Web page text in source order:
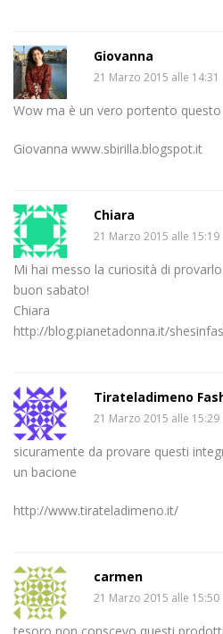
Giovanna
21 Marzo 2015 alle 14:31
Wow ma è un vero portento
Giovanna www.sbirilla.blogspot.it
Chiara
21 Marzo 2015 alle 15:19
Mi hai messo la curiosità di
buon sabato!
Chiara
http://blog.pianetadonna.it/
Tirateladimeno
21 Marzo 2015 alle 15:29
sicuramente da provare questi
un bacione
http://www.tirateladimeno.it/
carmen
21 Marzo 2015 alle 15:50